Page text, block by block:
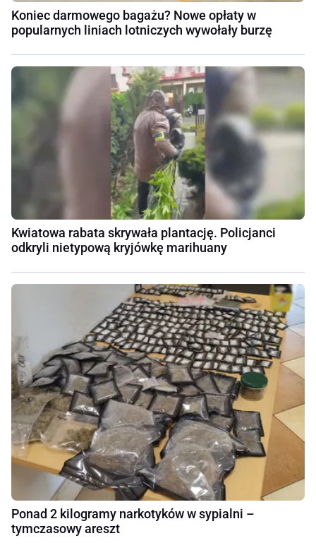
Koniec darmowego bagażu? Nowe opłaty w
popularnych liniach lotniczych wywołały burzę
Kwiatowa rabata skrywała plantację. Policjanci
odkryli nietypową kryjówkę marihuany
Ponad 2 kilogramy narkotyków w sypialni –
tymczasowy areszt